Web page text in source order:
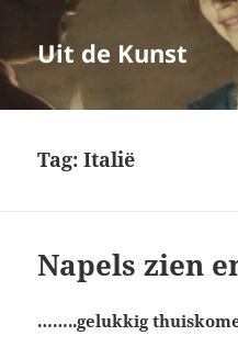
Uit de Kunst
Tag:Italië
Napels zien
……..gelukkig